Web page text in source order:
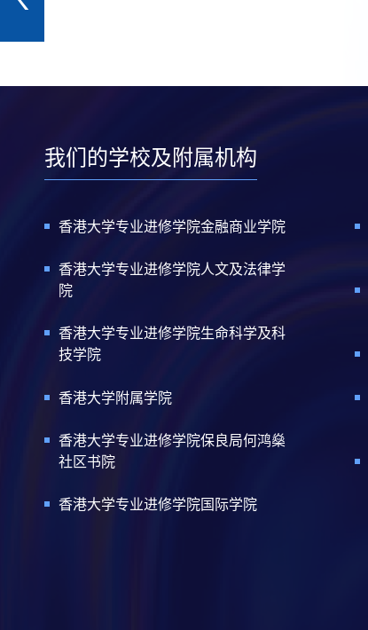
我们的学校及附属机构
香港大学专业进修学院金融商业学院
香港大学专业进修学院人文及法律学
院
香港大学专业进修学院生命科学及科
技学院
香港大学附属学院
香港大学专业进修学院保良局何鸿燊
社区书院
香港大学专业进修学院国际学院